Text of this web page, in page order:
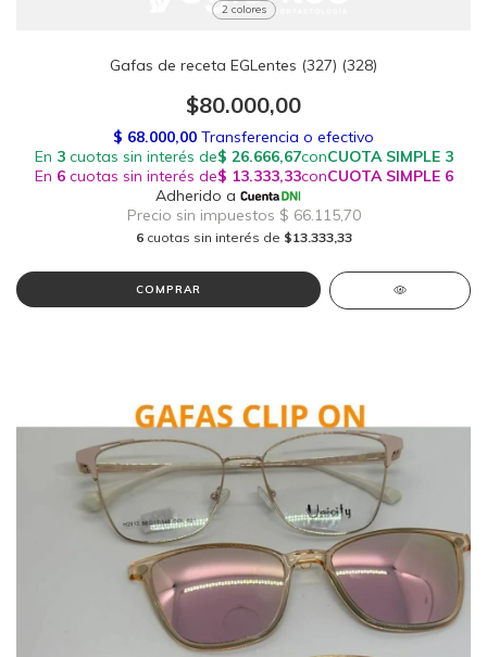
2 colores
Gafas de receta EGLentes (327) (328)
$80.000,00
6 cuotas sin interés de $13.333,33
COMPRAR